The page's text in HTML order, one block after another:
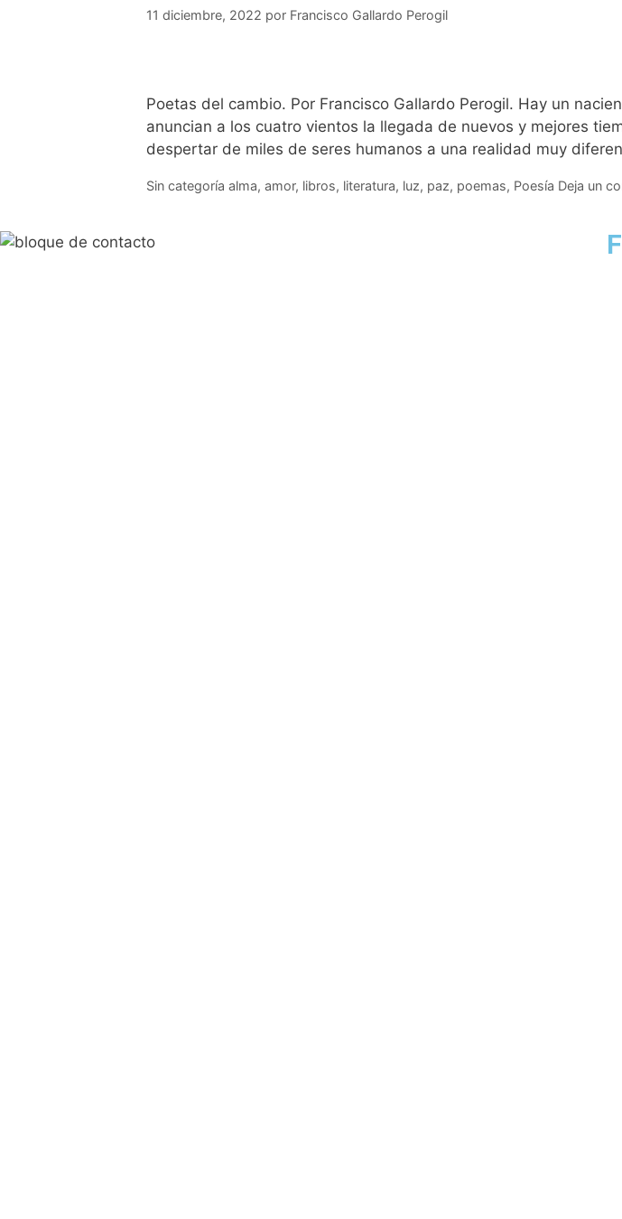
11 diciembre, 2022 por Francisco Gallardo Perogil
Poetas del cambio. Por Francisco Gallardo Perogil. Hay un
anuncian a los cuatro vientos la llegada de nuevos y mejores
despertar de miles de seres humanos a una realidad muy
Sin categoría alma, amor, libros, literatura, luz, paz, poemas, Poesía Deja un